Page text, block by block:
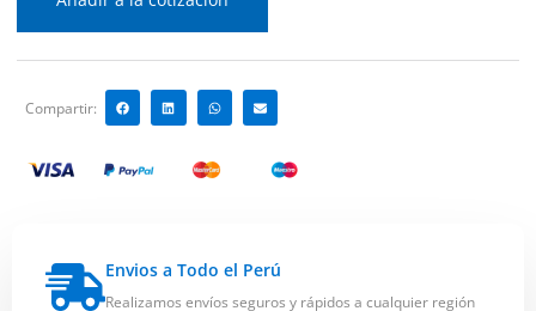
Compartir:
Envios a Todo el Perú
Realizamos envíos seguros y rápidos a cualquier región